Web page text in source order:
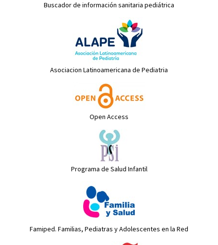
Buscador de información sanitaria pediátrica
Asociacion Latinoamericana de Pediatria
Open Access
Programa de Salud Infantil
Famiped. Familias, Pediatras y Adolescentes en la Red